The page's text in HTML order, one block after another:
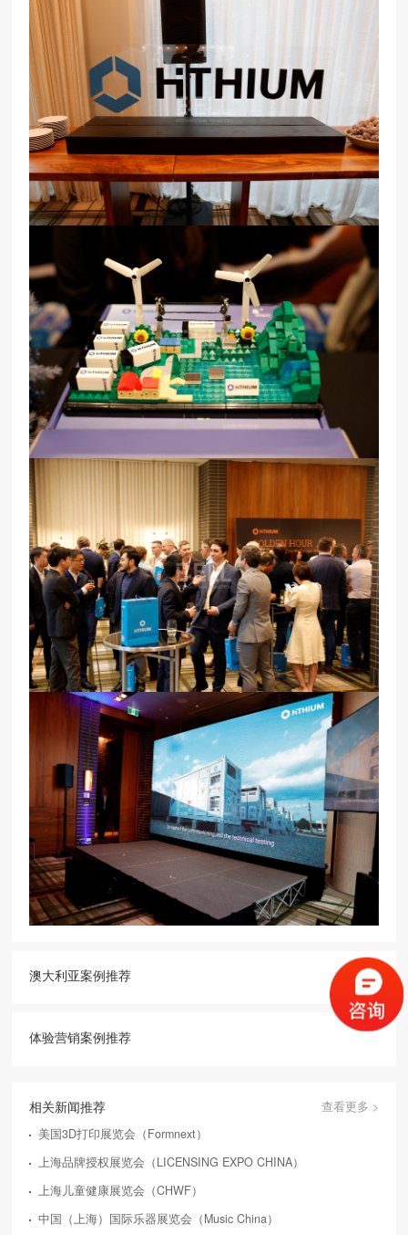
澳大利亚案例推荐
体验营销案例推荐
相关新闻推荐
查看更多 >
美国3D打印展览会（Formnext）
上海品牌授权展览会（LICENSING EXPO CHINA）
上海儿童健康展览会（CHWF）
中国（上海）国际乐器展览会（Music China）